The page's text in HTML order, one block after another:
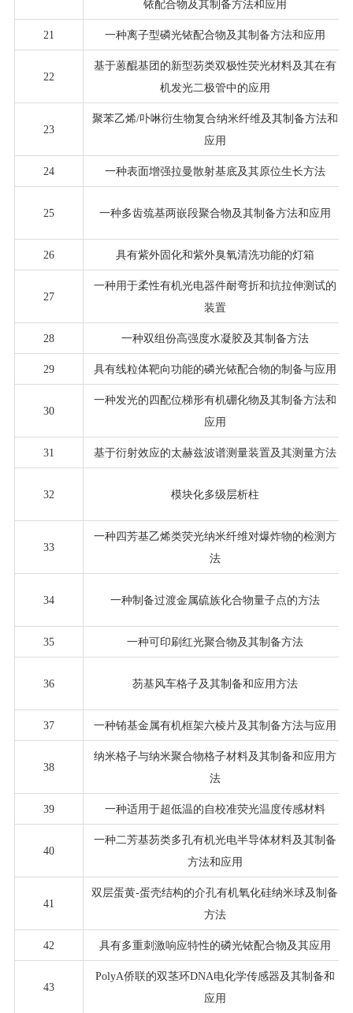
铱配合物及其制备方法和应用
21 一种离子型磷光铱配合物及其制备方法和应用
22
基于蒽醌基团的新型芴类双极性荧光材料及其在有
机发光二极管中的应用
23
聚苯乙烯/卟啉衍生物复合纳米纤维及其制备方法和
应用
24 一种表面增强拉曼散射基底及其原位生长方法
25 一种多齿巯基两嵌段聚合物及其制备方法和应用
26 具有紫外固化和紫外臭氧清洗功能的灯箱
27
一种用于柔性有机光电器件耐弯折和抗拉伸测试的
装置
28 一种双组份高强度水凝胶及其制备方法
29 具有线粒体靶向功能的磷光铱配合物的制备与应用
30
一种发光的四配位梯形有机硼化物及其制备方法和
应用
31 基于衍射效应的太赫兹波谱测量装置及其测量方法
32 模块化多级层析柱
33
一种四芳基乙烯类荧光纳米纤维对爆炸物的检测方
法
34 一种制备过渡金属硫族化合物量子点的方法
35 一种可印刷红光聚合物及其制备方法
36 芴基风车格子及其制备和应用方法
37 一种铕基金属有机框架六棱片及其制备方法与应用
38
纳米格子与纳米聚合物格子材料及其制备和应用方
法
39 一种适用于超低温的自校准荧光温度传感材料
40
一种二芳基芴类多孔有机光电半导体材料及其制备
方法和应用
41
双层蛋黄-蛋壳结构的介孔有机氧化硅纳米球及制备
方法
42 具有多重刺激响应特性的磷光铱配合物及其应用
43
PolyA侨联的双茎环DNA电化学传感器及其制备和
应用